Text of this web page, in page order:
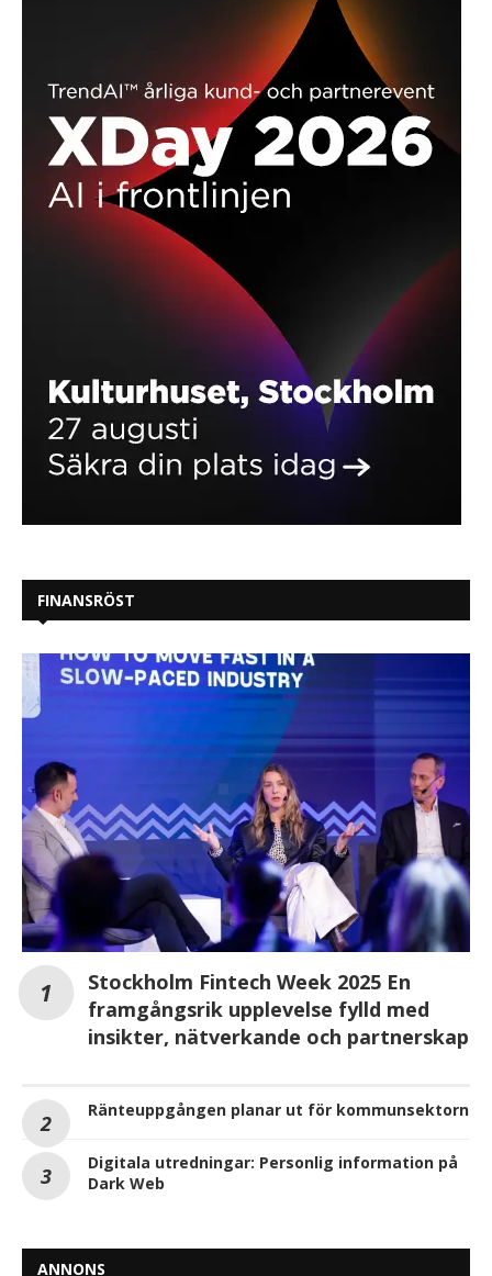
FINANSRÖST
Stockholm Fintech Week 2025 En
framgångsrik upplevelse fylld med
insikter, nätverkande och partnerskap
Ränteuppgången planar ut för kommunsektorn
Digitala utredningar: Personlig information på
Dark Web
ANNONS